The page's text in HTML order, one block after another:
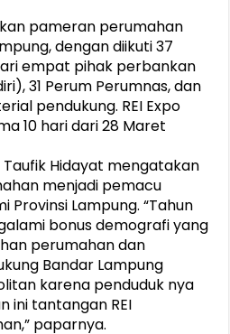
pameran perumahan
dengan diikuti 37
empat pihak perbankan
31 Perum Perumnas, dan
pendukung. REI Expo
10 hari dari 28 Maret
Hidayat mengatakan
menjadi pemacu
Lampung. “Tahun
bonus demografi yang
perumahan dan
Bandar Lampung
karena penduduk nya
ini tantangan REI
paparnya.